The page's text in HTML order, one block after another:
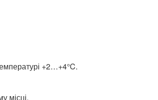
+2…+4°C.
місці.